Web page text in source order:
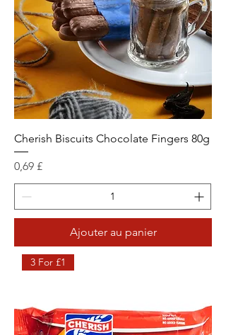
Cherish Biscuits Chocolate Fingers 80g
Prix
0,69 £
Ajouter au panier
3 For £1